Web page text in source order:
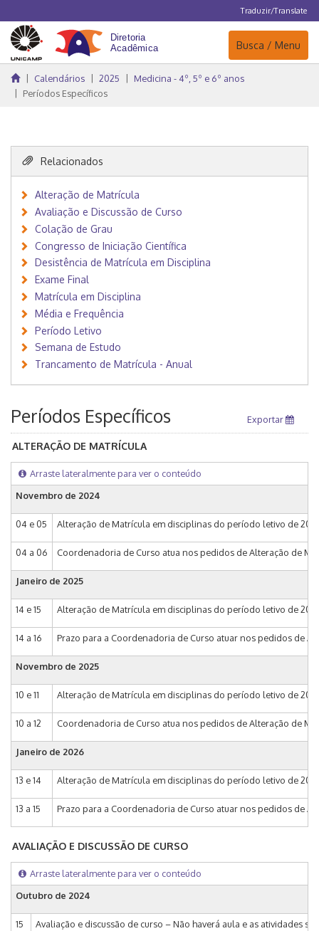
Traduzir/Translate
Navegação
Busca / Menu
Calendários 2025
Medicina - 4º, 5º e 6º anos
Períodos Específicos
Relacionados
Alteração de Matrícula
Avaliação e Discussão de Curso
Colação de Grau
Congresso de Iniciação Científica
Desistência de Matrícula em Disciplina
Exame Final
Matrícula em Disciplina
Média e Frequência
Período Letivo
Semana de Estudo
Trancamento de Matrícula - Anual
Períodos Específicos Exportar
ALTERAÇÃO DE MATRÍCULA
Arraste lateralmente para ver o conteúdo
Novembro de 2024
04 e 05 Alteração de Matrícula em disciplinas do período letivo de
04 a 06 Coordenadoria de Curso atua nos pedidos de Alteração de
Janeiro de 2025
14 e 15 Alteração de Matrícula em disciplinas do período letivo de
14 a 16 Prazo para a Coordenadoria de Curso atuar nos pedidos de
Novembro de 2025
10 e 11 Alteração de Matrícula em disciplinas do período letivo de
10 a 12 Coordenadoria de Curso atua nos pedidos de Alteração de
Janeiro de 2026
13 e 14 Alteração de Matrícula em disciplinas do período letivo de
13 a 15 Prazo para a Coordenadoria de Curso atuar nos pedidos de
AVALIAÇÃO E DISCUSSÃO DE CURSO
Arraste lateralmente para ver o conteúdo
Outubro de 2024
15 Avaliação e discussão de curso – Não haverá aula e as atividades